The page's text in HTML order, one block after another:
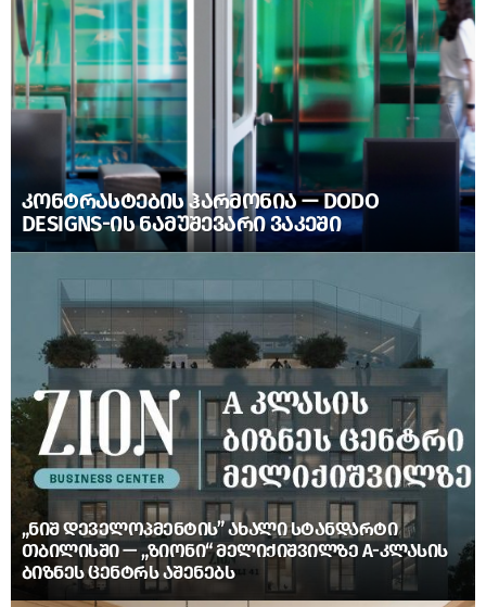
ᲙᲝᲜᲢᲠᲐᲡᲢᲔᲑᲘᲡ ᲰᲐᲠᲛᲝᲜᲘᲐ — DODO
DESIGNS-ᲘᲡ ᲜᲐᲛᲣᲨᲔᲕᲐᲠᲘ ᲕᲐᲙᲔᲨᲘ
„ᲜᲘᲨ ᲓᲔᲕᲔᲚᲝᲞᲛᲔᲜᲢᲘᲡ” ᲐᲮᲐᲚᲘ ᲡᲢᲐᲜᲓᲐᲠᲢᲘ
ᲗᲑᲘᲚᲘᲡᲨᲘ — „ᲖᲘᲝᲜᲘ“ ᲛᲔᲚᲘᲥᲘᲨᲕᲘᲚᲖᲔ A-ᲙᲚᲐᲡᲘᲡ
ᲑᲘᲖᲜᲔᲡ ᲪᲔᲜᲢᲠᲡ ᲐᲨᲔᲜᲔᲑᲡ